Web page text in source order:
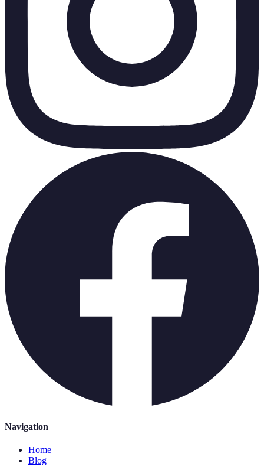
Navigation
Home
Blog